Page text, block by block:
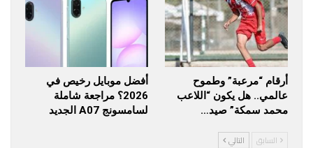
أرقام “مرعبة” وطموح
عالمي.. هل يكون “اللاعب
محمد سمكة” صيد…
أفضل موبايل رخيص في
2026؟ مراجعة شاملة
لسامسونج A07 الجديد
السابق التالي